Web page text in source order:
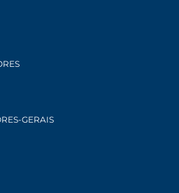
GERAIS